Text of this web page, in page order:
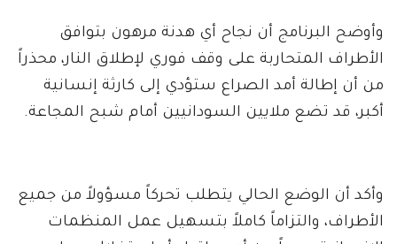
وأوضح البرنامج أن نجاح أي هدنة مرهون بتوافق
الأطراف المتحاربة على وقف فوري لإطلاق النار، محذراً
من أن إطالة أمد الصراع ستؤدي إلى كارثة إنسانية
أكبر، قد تضع ملايين السودانيين أمام شبح المجاعة.
وأكد أن الوضع الحالي يتطلب تحركاً مسؤولاً من جميع
الأطراف، والتزاماً كاملاً بتسهيل عمل المنظمات